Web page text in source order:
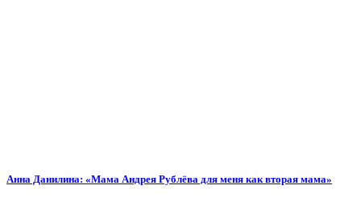
Анна Данилина: «Мама Андрея Рублёва для меня как вторая мама»